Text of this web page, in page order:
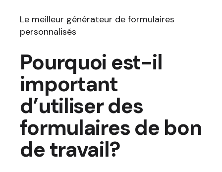
Le meilleur générateur de formulaires
personnalisés
Pourquoi est-il
important
d’utiliser des
formulaires de bon
de travail?